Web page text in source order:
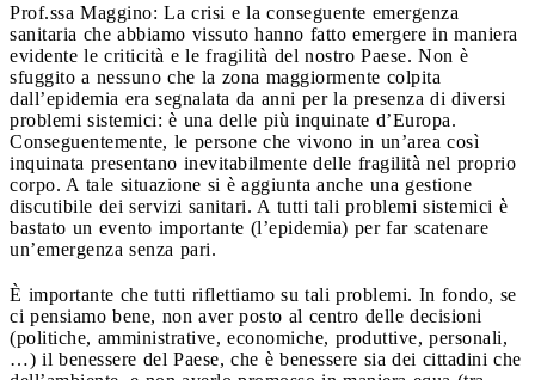
Prof.ssa Maggino: La crisi e la conseguente emergenza
sanitaria che abbiamo vissuto hanno fatto emergere in maniera
evidente le criticità e le fragilità del nostro Paese. Non è
sfuggito a nessuno che la zona maggiormente colpita
dall’epidemia era segnalata da anni per la presenza di diversi
problemi sistemici: è una delle più inquinate d’Europa.
Conseguentemente, le persone che vivono in un’area così
inquinata presentano inevitabilmente delle fragilità nel proprio
corpo. A tale situazione si è aggiunta anche una gestione
discutibile dei servizi sanitari. A tutti tali problemi sistemici è
bastato un evento importante (l’epidemia) per far scatenare
un’emergenza senza pari.
È importante che tutti riflettiamo su tali problemi. In fondo, se
ci pensiamo bene, non aver posto al centro delle decisioni
(politiche, amministrative, economiche, produttive, personali,
…) il benessere del Paese, che è benessere sia dei cittadini che